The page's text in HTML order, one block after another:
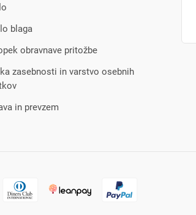
blaga
obravnave pritožbe
zasebnosti in varstvo osebnih
in prevzem